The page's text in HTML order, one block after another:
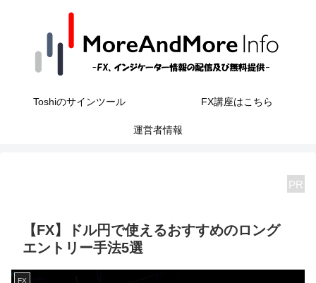
Toshiのサインツール FX講座はこちら
運営者情報
PR
【FX】ドル円で使えるおすすめのロング
エントリー手法5選
FX